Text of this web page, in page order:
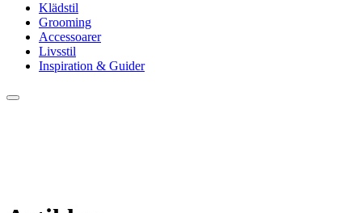
Klädstil
Grooming
Accessoarer
Livsstil
Inspiration & Guider